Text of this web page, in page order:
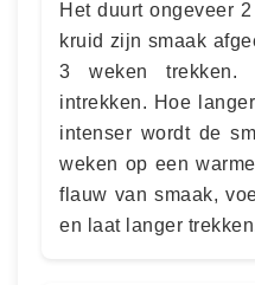
Het duurt ongeveer
kruid zijn smaak
3 weken trekken.
intrekken. Hoe
intenser wordt de
weken op een
flauw van smaak,
en laat langer